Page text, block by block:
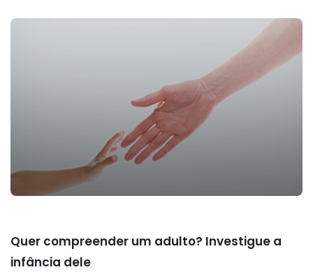
Quer compreender um adulto? Investigue a
infância dele